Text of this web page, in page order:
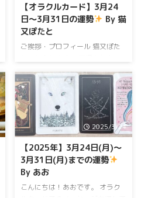
【オラクルカード】3月24
日〜3月31日の運勢
By 猫
又ぽたと
ご挨拶・プロフィール 猫又ぽた
ドを肉球でシャッフルして ご縁
のあった方に、メッセージをお届
けします。 人間さんが豊かな毎
日を過ごせるように 猫又生を邁
進しております
今回は2025年
3月24日〜3月31日について、 オ
ラクルカードからアドバイスメッ
セージをお届けします。 ピンと
きたメッセージを、 お守りにし
て１週間を過ごしてみてくださ
い。 どうやって占うのか？ 私の
2025/3/24
【2025年】3月24日(月)〜
3月31日(月)までの運勢
By あお
こんにちは！あおです。 オラク